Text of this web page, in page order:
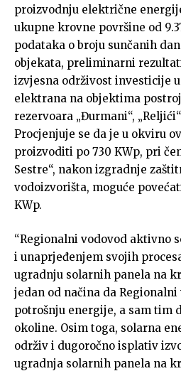
proizvodnju električne
ukupne krovne površine od
podataka o broju sunčanih
objekata, preliminarni
izvjesna održivost investicije
elektrana na objektima
rezervoara „Đurmani“,
Procjenjuje se da je u okviru
proizvoditi po 730 KWp, pri
Sestre“, nakon izgradnje
vodoizvorišta, moguće
KWp.
“Regionalni vodovod aktivno
i unaprjeđenjem svojih
ugradnju solarnih panela na
jedan od načina da
potrošnju energije, a sam tim
okoline. Osim toga, solarna
održiv i dugoročno isplativ
ugradnja solarnih panela na